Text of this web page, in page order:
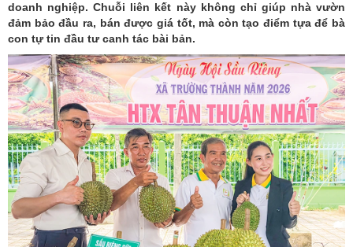
doanh nghiệp. Chuỗi liên kết này không chỉ giúp nhà vườn
đảm bảo đầu ra, bán được giá tốt, mà còn tạo điểm tựa để bà
con tự tin đầu tư canh tác bài bản.